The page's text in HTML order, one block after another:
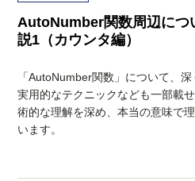
AutoNumber関数周辺につ
説1（カウンタ編）
「AutoNumber関数」について、
実用的なテクニックなども一部載
術的な理解を深め、本当の意味で
います。